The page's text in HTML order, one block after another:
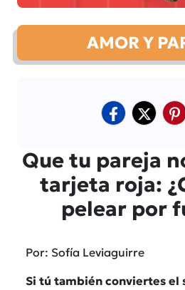
AMOR Y
Que tu pareja
tarjeta roja:
pelear por
Por: Sofía Leviaguirre
Si tú también conviertes el